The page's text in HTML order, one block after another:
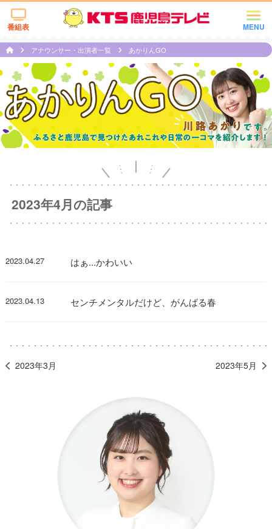
MENU
番組表
アナウンサー・出演者一覧 あかりんGO
2023年4月の記事
2023.04.27 はぁ...かわいい
2023.04.13 センチメンタルだけど、がんばる春
2023年3月 2023年5月